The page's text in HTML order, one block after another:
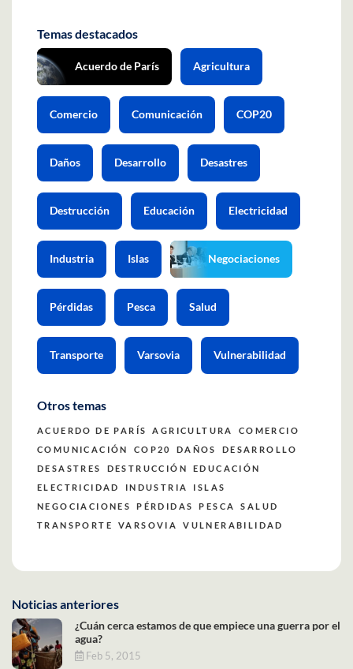
Temas destacados
Acuerdo de París Agricultura
Comercio Comunicación COP20
Daños Desarrollo Desastres
Destrucción Educación Electricidad
Industria Islas Negociaciones
Pérdidas Pesca Salud
Transporte Varsovia Vulnerabilidad
Otros temas
ACUERDO DE PARÍS AGRICULTURA
COMERCIO
COMUNICACIÓN
COP20 DAÑOS
DESARROLLO
DESASTRES
DESTRUCCIÓN
EDUCACIÓN
ELECTRICIDAD
INDUSTRIA
ISLAS
NEGOCIACIONES
PÉRDIDAS PESCA
SALUD
TRANSPORTE
VARSOVIA VULNERABILIDAD
Noticias anteriores
¿Cuán cerca estamos de que empiece una guerra por el
agua?
Feb 5, 2015